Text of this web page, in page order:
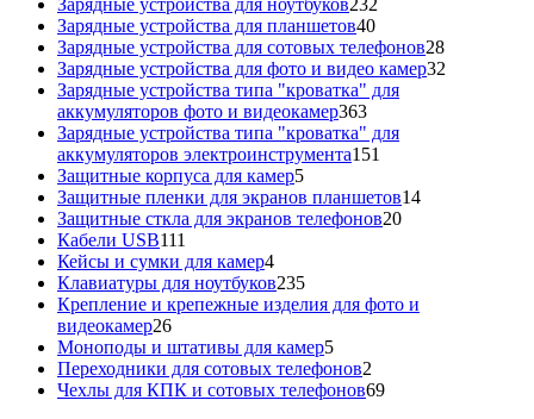
Зарядные устройства для ноутбуков232
Зарядные устройства для планшетов4040
товаров
Зарядные устройства для сотовых телефонов2828
товаров
Зарядные устройства для фото и видео камер32
Зарядные устройства типа "кроватка" для
аккумуляторов фото и видеокамер363363
товара
Зарядные устройства типа "кроватка" для
аккумуляторов электроинструмента151
Защитные корпуса для камер55
товаров
Защитные пленки для экранов планшетов1414
Защитные сткла для экранов телефонов2020
Кабели USB111
товаров
Кейсы и сумки для камер44
товара
Клавиатуры для ноутбуков235235
товаров
Крепление и крепежные изделия для фото и
видеокамер2626
товаров
Моноподы и штативы для камер55
товаров
Переходники для сотовых телефонов2
товара
Чехлы для КПК и сотовых телефонов6969